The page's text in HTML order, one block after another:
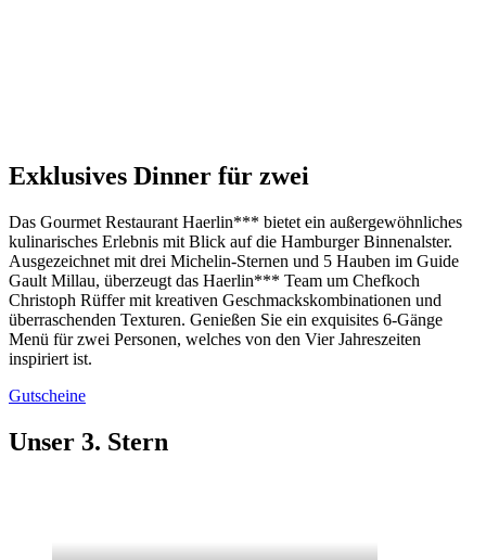
Exklusives Dinner für zwei
Das Gourmet Restaurant Haerlin*** bietet ein außergewöhnliches
kulinarisches Erlebnis mit Blick auf die Hamburger Binnenalster.
Ausgezeichnet mit drei Michelin-Sternen und 5 Hauben im Guide
Gault Millau, überzeugt das Haerlin*** Team um Chefkoch
Christoph Rüffer mit kreativen Geschmackskombinationen und
überraschenden Texturen. Genießen Sie ein exquisites 6-Gänge
Menü für zwei Personen, welches von den Vier Jahreszeiten
inspiriert ist.
Gutscheine
Unser 3. Stern